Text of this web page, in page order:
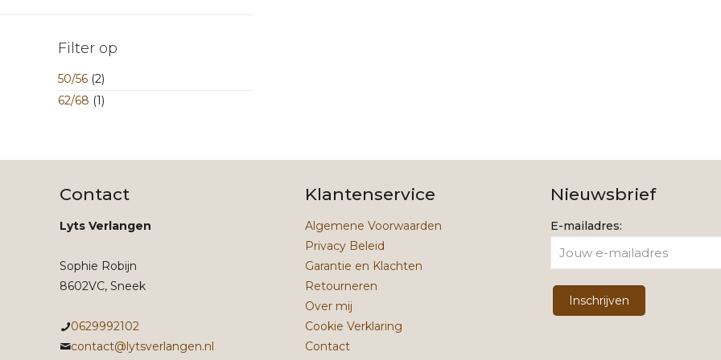
Filter op
50/56 (2)
62/68 (1)
Contact
Lyts Verlangen
Sophie Robijn
8602VC, Sneek
0629992102
contact@lytsverlangen.nl
Klantenservice
Algemene Voorwaarden
Privacy Beleid
Garantie en Klachten
Retourneren
Over mij
Cookie Verklaring
Contact
Nieuwsbrief
E-mailadres: